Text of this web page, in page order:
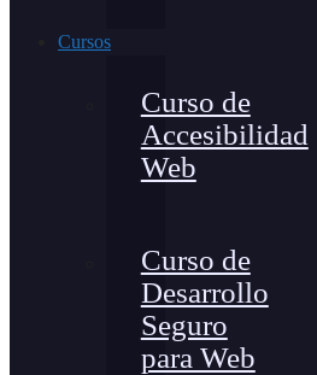
Cursos
Curso de
Accesibilidad
Web
Curso de
Desarrollo
Seguro
para Web